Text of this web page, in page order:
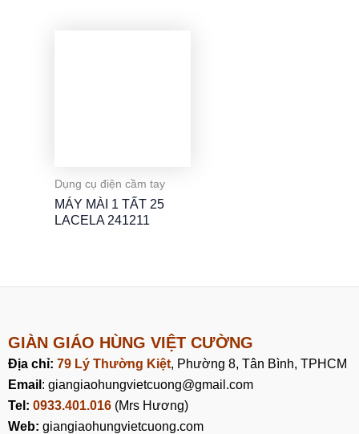
Dụng cụ điện cầm tay
MÁY MÀI 1 TẤT 25
LACELA 241211
GIÀN GIÁO HÙNG VIỆT CƯỜNG
Địa chỉ: 79 Lý Thường Kiệt, Phường 8, Tân Bình, TPHCM
Email : giangiaohungvietcuong@gmail.com
Tel: 0933.401.016 (Mrs Hương)
Web: giangiaohungvietcuong.com